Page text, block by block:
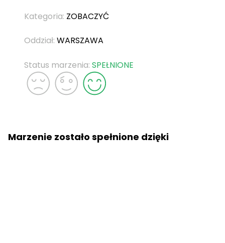
Kategoria: ZOBACZYĆ
Oddział: WARSZAWA
Status marzenia: SPEŁNIONE
Marzenie zostało spełnione dzięki